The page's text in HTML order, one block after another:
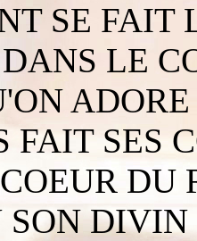
SE FAIT
LE
FAIT SES
DU
SON